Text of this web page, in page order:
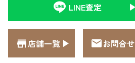
LINE査定
店舗一覧 お問合せ